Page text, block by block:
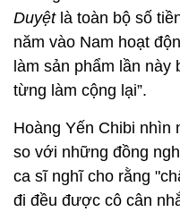
Duyệtlà toàn bộ số
năm vào Nam hoạt
làm sản phẩm lần
từng làm cộng lại”.
Hoàng Yến Chibi nhìn
so với những đồng
ca sĩ nghĩ cho rằng
đi đều được cô cân